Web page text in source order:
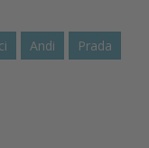
Andi Prada